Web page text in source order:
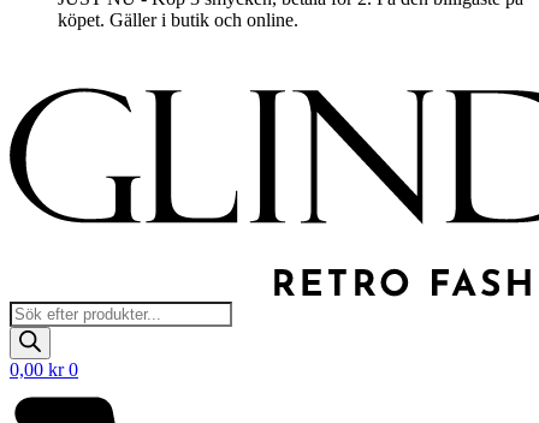
köpet. Gäller i butik och online.
Products
search
0,00 kr 0